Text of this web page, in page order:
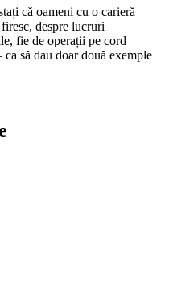
că oameni cu o carieră
despre lucruri
fie de operații pe cord
să dau doar două exemple